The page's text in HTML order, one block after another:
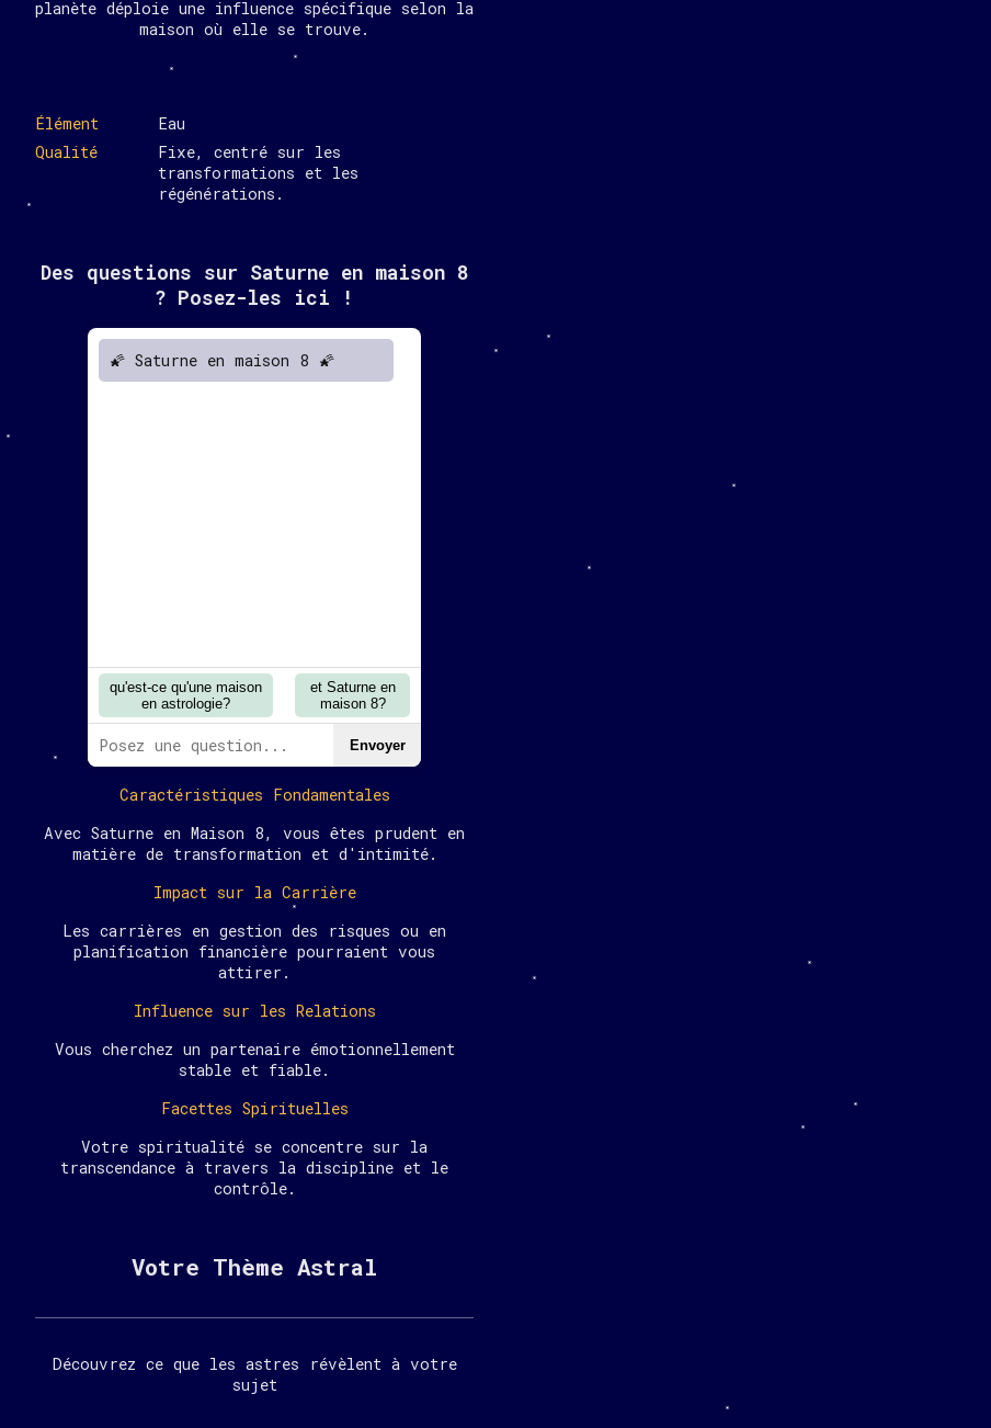
planète déploie une influence spécifique selon la
maison où elle se trouve.
Élément
Eau
Qualité
Fixe, centré sur les
transformations et les
régénérations.
Des questions sur Saturne en maison 8
? Posez-les ici !
🌠 Saturne en maison 8 🌠
qu'est-ce qu'une maison
en astrologie?
et Saturne en
maison 8?
Envoyer
Caractéristiques Fondamentales
Avec Saturne en Maison 8, vous êtes prudent en
matière de transformation et d'intimité.
Impact sur la Carrière
Les carrières en gestion des risques ou en
planification financière pourraient vous
attirer.
Influence sur les Relations
Vous cherchez un partenaire émotionnellement
stable et fiable.
Facettes Spirituelles
Votre spiritualité se concentre sur la
transcendance à travers la discipline et le
contrôle.
Votre Thème Astral
Découvrez ce que les astres révèlent à votre
sujet